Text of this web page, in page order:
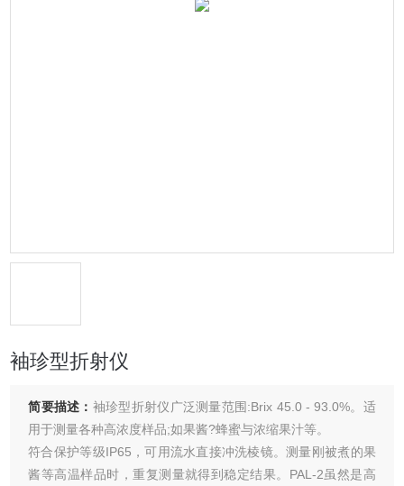
袖珍型折射仪
简要描述： 袖珍型折射仪广泛测量范围:Brix 45.0 - 93.0%。适
用于测量各种高浓度样品;如果酱?蜂蜜与浓缩果汁等。
符合保护等级IP65，可用流水直接冲洗棱镜。测量刚被煮的果
酱等高温样品时，重复测量就得到稳定结果。PAL-2虽然是高